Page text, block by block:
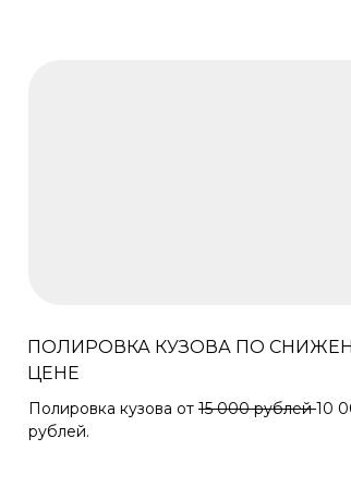
ПОЛИРОВКА КУЗОВА ПО
ЦЕНЕ
Полировка кузова от 15 000 рублей10
рублей.